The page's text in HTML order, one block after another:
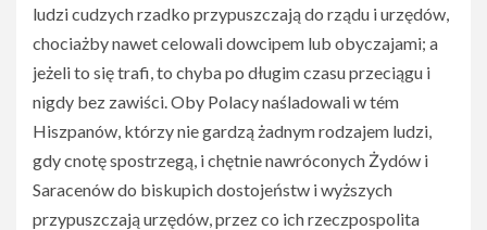
ludzi cudzych rzadko przypuszczają do rządu i urzędów,
chociażby nawet celowali dowcipem lub obyczajami; a
jeżeli to się trafi, to chyba po długim czasu przeciągu i
nigdy bez zawiści. Oby Polacy naśladowali w tém
Hiszpanów, którzy nie gardzą żadnym rodzajem ludzi,
gdy cnotę spostrzegą, i chętnie nawróconych Żydów i
Saracenów do biskupich dostojeństw i wyższych
przypuszczają urzędów, przez co ich rzeczpospolita